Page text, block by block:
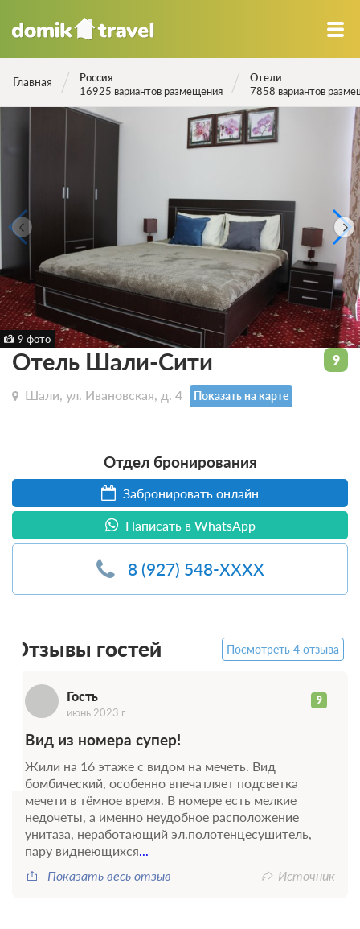
Главная
Россия
16925 вариантов размещения
Отели
7858 вариантов
9 фото
Отель Шали-Сити
Шали, ул. Ивановская, д. 4 Показать на карте
Отдел бронирования
Забронировать онлайн
Написать в WhatsApp
8 (927) 548-XXXX
9
Отзывы гостей Посмотреть 4 отзыва
Гость 9
июнь 2023 г.
Вид из номера супер!
Жили на 16 этаже с видом на мечеть. Вид
бомбический, особенно впечатляет подсветка
мечети в тёмное время. В номере есть мелкие
недочеты, а именно неудобное расположение
унитаза, неработающий эл.полотенцесушитель,
пару виднеющихся...
Показать весь отзыв
Источник